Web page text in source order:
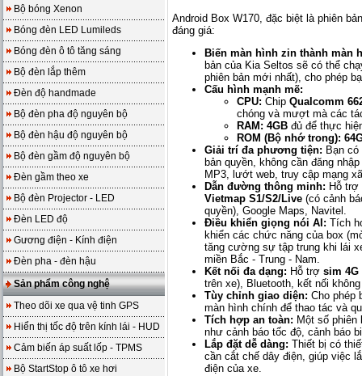
Bộ bóng Xenon
Bóng đèn LED Lumileds
Bóng đèn ô tô tăng sáng
Bộ đèn lắp thêm
Đèn độ handmade
Bộ đèn pha độ nguyên bộ
Bộ đèn hậu độ nguyên bộ
Bộ đèn gầm độ nguyên bộ
Đèn gầm theo xe
Bộ đèn Projector - LED
Đèn LED độ
Gương điện - Kính điện
Đèn pha - đèn hậu
Sản phẩm công nghệ
Theo dõi xe qua vệ tinh GPS
Hiển thị tốc độ trên kính lái - HUD
Cảm biến áp suất lốp - TPMS
Bộ StartStop ô tô xe hơi
Android Box W170, đặc biệt là phiên
đáng giá:
Biến màn hình zin thành màn
bản của Kia Seltos sẽ có thể
phiên bản mới nhất), cho phép
Cấu hình mạnh mẽ:
CPU: Chip Qualcomm
chóng và mượt mà các
RAM: 4GB đủ để thực
ROM (Bộ nhớ trong):
Giải trí đa phương tiện: Bạn
bản quyền, không cần đăng
MP3, lướt web, truy cập mạng
Dẫn đường thông minh: Hỗ
Vietmap S1/S2/Live (có cảnh
quyền), Google Maps, Navitel.
Điều khiển giọng nói AI: Tích
khiển các chức năng của box
tăng cường sự tập trung khi lái
miền Bắc - Trung - Nam.
Kết nối đa dạng: Hỗ trợ sim 4G
trên xe), Bluetooth, kết nối
Tùy chỉnh giao diện: Cho phép
màn hình chính để thao tác và
Tích hợp an toàn: Một số
như cảnh báo tốc độ, cảnh báo
Lắp đặt dễ dàng: Thiết bị có
cần cắt chế dây điện, giúp việc
điện của xe.